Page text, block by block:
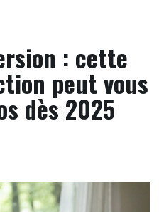
: cette
peut vous
dès 2025